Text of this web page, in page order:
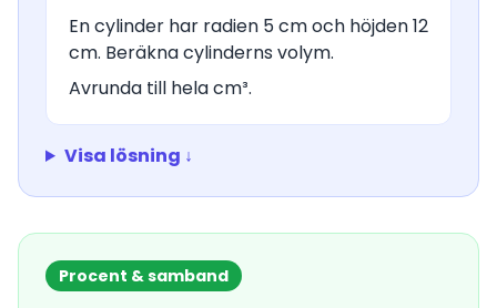
En cylinder har radien 5 cm och höjden 12
cm. Beräkna cylinderns volym.
Avrunda till hela cm³.
Visa lösning ↓
Procent & samband